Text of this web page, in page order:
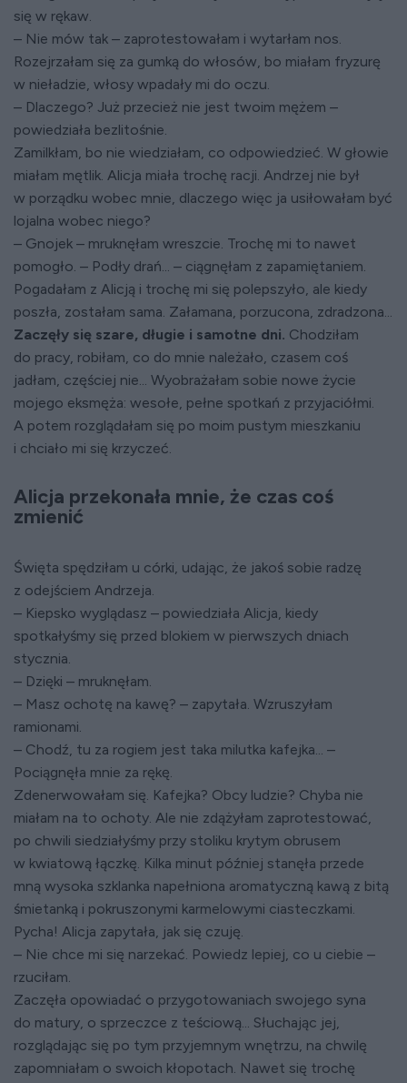
się w rękaw.
– Nie mów tak – zaprotestowałam i wytarłam nos.
Rozejrzałam się za gumką do włosów, bo miałam fryzurę
w nieładzie, włosy wpadały mi do oczu.
– Dlaczego? Już przecież nie jest twoim mężem –
powiedziała bezlitośnie.
Zamilkłam, bo nie wiedziałam, co odpowiedzieć. W głowie
miałam mętlik. Alicja miała trochę racji. Andrzej nie był
w porządku wobec mnie, dlaczego więc ja usiłowałam być
lojalna wobec niego?
– Gnojek – mruknęłam wreszcie. Trochę mi to nawet
pomogło. – Podły drań... – ciągnęłam z zapamiętaniem.
Pogadałam z Alicją i trochę mi się polepszyło, ale kiedy
poszła, zostałam sama. Załamana, porzucona, zdradzona...
Zaczęły się szare, długie i samotne dni. Chodziłam
do pracy, robiłam, co do mnie należało, czasem coś
jadłam, częściej nie... Wyobrażałam sobie nowe życie
mojego eksmęża: wesołe, pełne spotkań z przyjaciółmi.
A potem rozglądałam się po moim pustym mieszkaniu
i chciało mi się krzyczeć.
Alicja przekonała mnie, że czas coś
zmienić
Święta spędziłam u córki, udając, że jakoś sobie radzę
z odejściem Andrzeja.
– Kiepsko wyglądasz – powiedziała Alicja, kiedy
spotkałyśmy się przed blokiem w pierwszych dniach
stycznia.
– Dzięki – mruknęłam.
– Masz ochotę na kawę? – zapytała. Wzruszyłam
ramionami.
– Chodź, tu za rogiem jest taka milutka kafejka... –
Pociągnęła mnie za rękę.
Zdenerwowałam się. Kafejka? Obcy ludzie? Chyba nie
miałam na to ochoty. Ale nie zdążyłam zaprotestować,
po chwili siedziałyśmy przy stoliku krytym obrusem
w kwiatową łączkę. Kilka minut później stanęła przede
mną wysoka szklanka napełniona aromatyczną kawą z bitą
śmietanką i pokruszonymi karmelowymi ciasteczkami.
Pycha! Alicja zapytała, jak się czuję.
– Nie chce mi się narzekać. Powiedz lepiej, co u ciebie –
rzuciłam.
Zaczęła opowiadać o przygotowaniach swojego syna
do matury, o sprzeczce z teściową... Słuchając jej,
rozglądając się po tym przyjemnym wnętrzu, na chwilę
zapomniałam o swoich kłopotach. Nawet się trochę